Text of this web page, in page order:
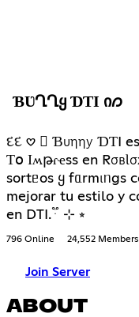
ƁƲՂՂᲧ ƊƬӀ Ი𐑼
દદ 𖹭 〬 Ɓυηηу ƊƬI es
Ƭօ Ӏʍթɾҽss en
sortᥱos ყ fᥲrmιᥒgs
mejorar tu estilo y
en DTI. ֟ ּ ⊹ ⭒
796 Online 24,552 Members
Join Server
ABOUT